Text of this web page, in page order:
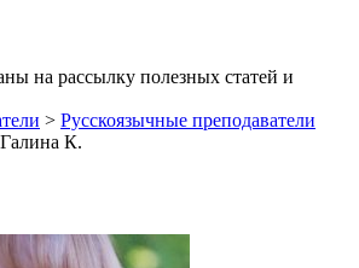
на рассылку полезных статей и
> Русскоязычные преподаватели
Галина К.